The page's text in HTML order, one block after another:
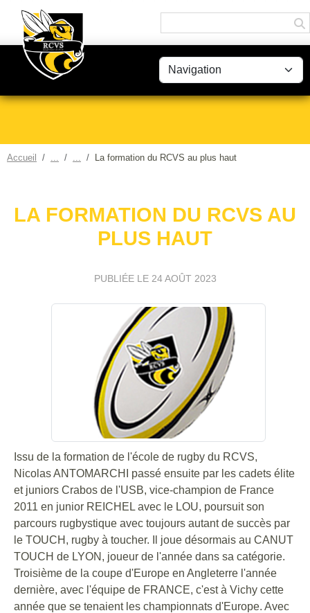
Accueil La formation du RCVS au plus haut
LA FORMATION DU RCVS AU
PLUS HAUT
PUBLIÉE LE 24 AOÛT 2023
Issu de la formation de l'école de rugby du RCVS,
Nicolas ANTOMARCHI passé ensuite par les cadets élite
et juniors Crabos de l'USB, vice-champion de France
2011 en junior REICHEL avec le LOU, poursuit son
parcours rugbystique avec toujours autant de succès par
le TOUCH, rugby à toucher. Il joue désormais au CANUT
TOUCH de LYON, joueur de l'année dans sa catégorie.
Troisième de la coupe d'Europe en Angleterre l'année
dernière, avec l'équipe de FRANCE, c'est à Vichy cette
année que se tenaient les championnats d'Europe. Avec
Panneau de gestion des cookies